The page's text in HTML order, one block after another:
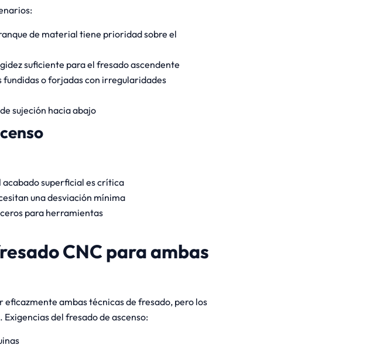
de material tiene prioridad sobre el
suficiente para el fresado ascendente
fundidas o forjadas con irregularidades
sujeción hacia abajo
acabado superficial es crítica
una desviación mínima
para herramientas
CNC para ambas
eficazmente ambas técnicas de fresado, pero los
del fresado de ascenso: